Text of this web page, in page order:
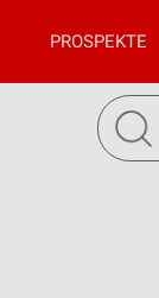
PROSPEKTE